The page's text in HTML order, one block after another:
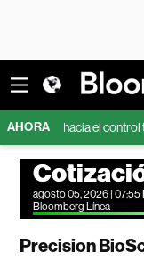
AHORA
hacia el control total de
agosto 05, 2026 | 07:55
Bloomberg Línea
Precision